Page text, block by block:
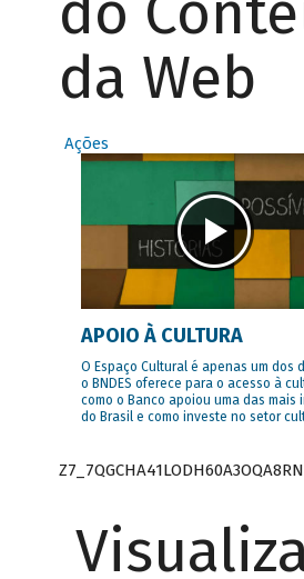
da Web
Ações
APOIO À CULTURA
O Espaço Cultural é apenas um dos
o BNDES oferece para o acesso à
como o Banco apoiou uma das mais
do Brasil e como investe no setor